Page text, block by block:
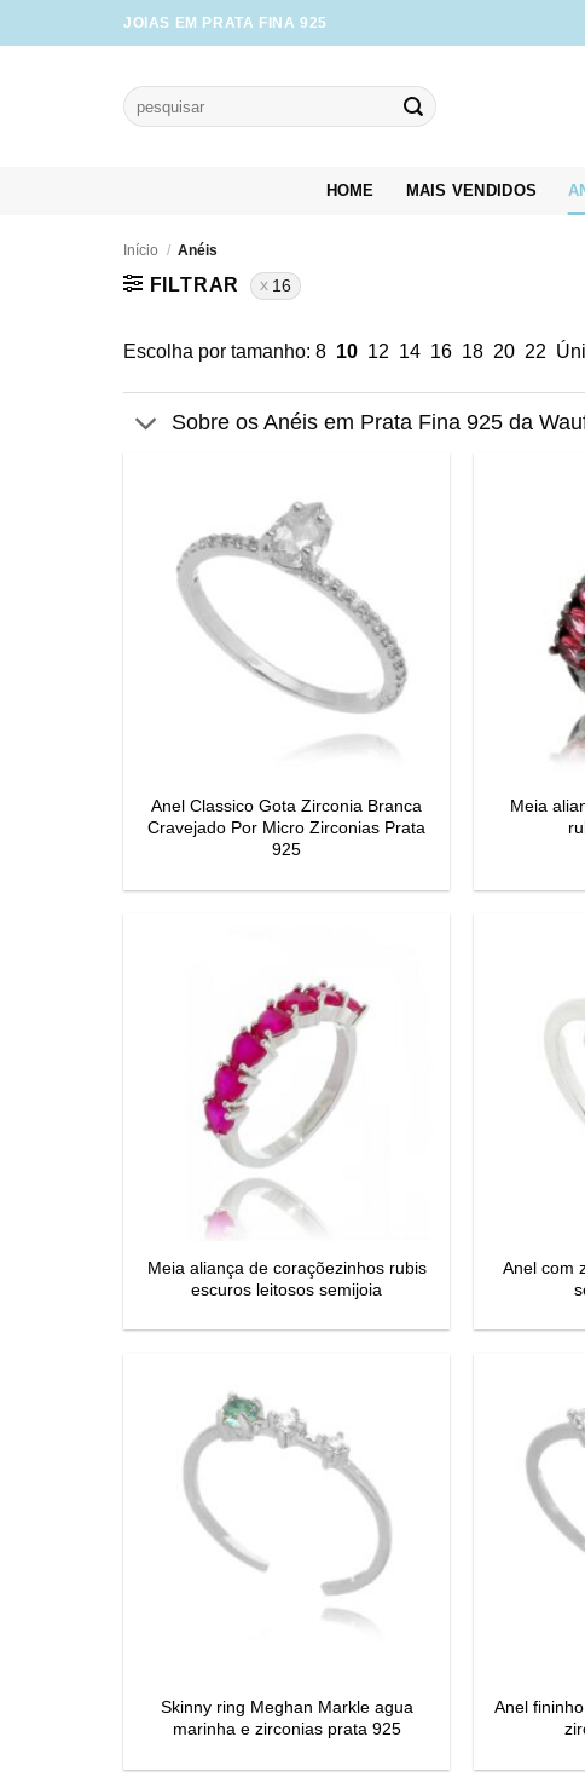
to
JOIAS EM PRATA FINA 925
Pesquisar
por:
HOME MAIS VENDIDOS
Início / Anéis
FILTRAR 16
Escolha por tamanho: 8 10 12 14 16 18 20 22
Sobre os Anéis em Prata Fina 925 da
Anel Classico Gota Zirconia Branca
Cravejado Por Micro Zirconias Prata
925
Meia
Meia aliança de coraçõezinhos rubis
escuros leitosos semijoia
Anel com
Skinny ring Meghan Markle agua
marinha e zirconias prata 925
Anel